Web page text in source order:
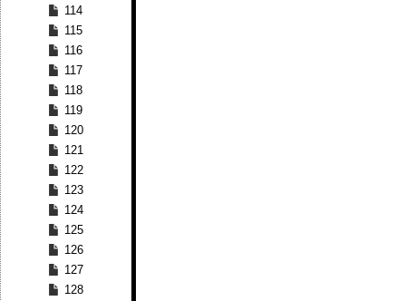
114
115
116
117
118
119
120
121
122
123
124
125
126
127
128